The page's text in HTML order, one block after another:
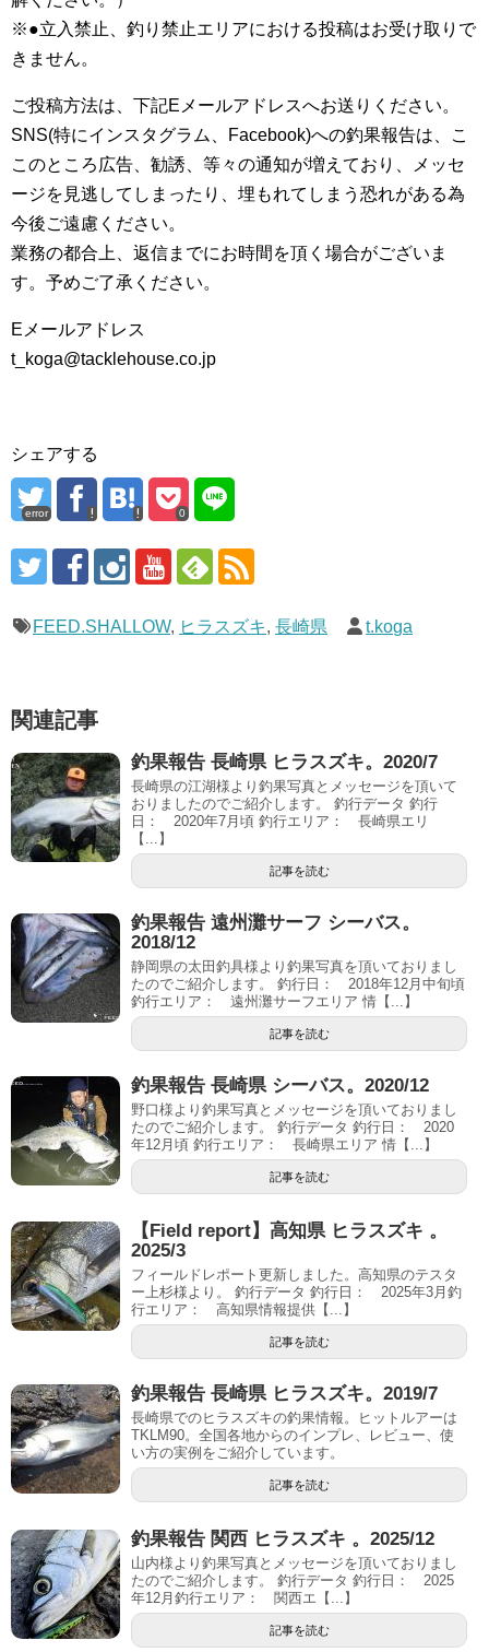
※●立入禁止、釣り禁止エリアにおける投稿はお受け取りで
きません。
ご投稿方法は、下記Eメールアドレスへお送りください。
SNS(特にインスタグラム、Facebook)への釣果報告は、こ
このところ広告、勧誘、等々の通知が増えており、メッセ
ージを見逃してしまったり、埋もれてしまう恐れがある為
今後ご遠慮ください。
業務の都合上、返信までにお時間を頂く場合がございま
す。予めご了承ください。
Eメールアドレス
t_koga@tacklehouse.co.jp
シェアする
error 0
FEED.SHALLOW, ヒラスズキ, 長崎県 t.koga
関連記事
釣果報告 長崎県 ヒラスズキ。2020/7
長崎県の江湖様より釣果写真とメッセージを頂いて
おりましたのでご紹介します。 釣行データ 釣行
日： 2020年7月頃 釣行エリア： 長崎県エリ
【...】
記事を読む
釣果報告 遠州灘サーフ シーバス。
2018/12
静岡県の太田釣具様より釣果写真を頂いておりまし
たのでご紹介します。 釣行日： 2018年12月中旬頃
釣行エリア： 遠州灘サーフエリア 情【...】
記事を読む
釣果報告 長崎県 シーバス。2020/12
野口様より釣果写真とメッセージを頂いておりまし
たのでご紹介します。 釣行データ 釣行日： 2020
年12月頃 釣行エリア： 長崎県エリア 情【...】
記事を読む
【Field report】高知県 ヒラスズキ 。
2025/3
フィールドレポート更新しました。高知県のテスタ
ー上杉様より。 釣行データ 釣行日： 2025年3月釣
行エリア： 高知県情報提供【...】
記事を読む
釣果報告 長崎県 ヒラスズキ。2019/7
長崎県でのヒラスズキの釣果情報。ヒットルアーは
TKLM90。全国各地からのインプレ、レビュー、使
い方の実例をご紹介しています。
記事を読む
釣果報告 関西 ヒラスズキ 。2025/12
山内様より釣果写真とメッセージを頂いておりまし
たのでご紹介します。 釣行データ 釣行日： 2025
年12月釣行エリア： 関西エ【...】
記事を読む